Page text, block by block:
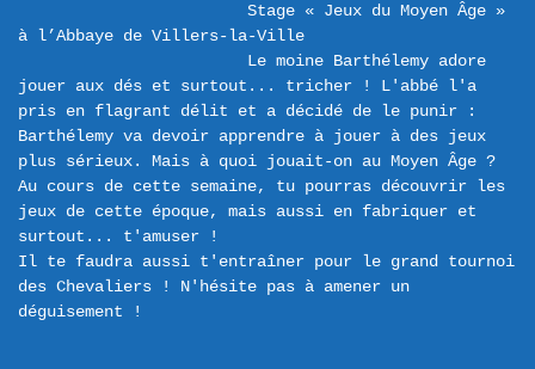
Stage « Jeux du Moyen Âge »
à l’Abbaye de Villers-la-Ville
Le moine Barthélemy adore
jouer aux dés et surtout... tricher ! L'abbé l'a
pris en flagrant délit et a décidé de le punir :
Barthélemy va devoir apprendre à jouer à des jeux
plus sérieux. Mais à quoi jouait-on au Moyen Âge ?
Au cours de cette semaine, tu pourras découvrir les
jeux de cette époque, mais aussi en fabriquer et
surtout... t'amuser !
Il te faudra aussi t'entraîner pour le grand tournoi
des Chevaliers ! N'hésite pas à amener un